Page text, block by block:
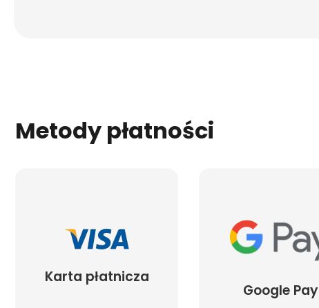
Metody płatności
Karta płatnicza
Google Pay